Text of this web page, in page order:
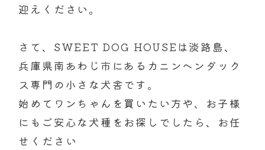
迎えください。
さて、SWEET DOG HOUSEは淡路島、
兵庫県南あわじ市にあるカニンヘンダック
ス専門の小さな犬舎です。
始めてワンちゃんを買いたい方や、お子様
にもご安心な犬種をお探しでしたら、お任
せください